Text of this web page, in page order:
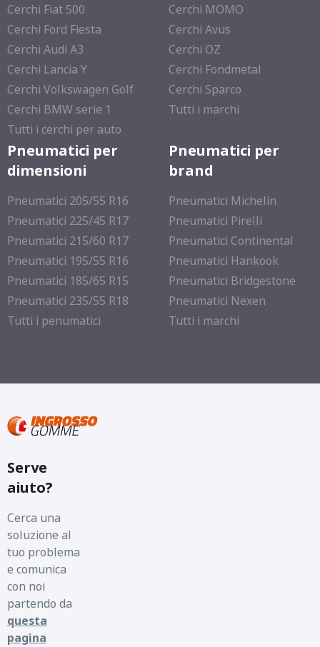
Cerchi Fiat 500
Cerchi Ford Fiesta
Cerchi Audi A3
Cerchi Lancia Y
Cerchi Volkswagen Golf
Cerchi BMW serie 1
Tutti i cerchi per auto
Cerchi MOMO
Cerchi Avus
Cerchi OZ
Cerchi Fondmetal
Cerchi Sparco
Tutti i marchi
Pneumatici per
dimensioni
Pneumatici 205/55 R16
Pneumatici 225/45 R17
Pneumatici 215/60 R17
Pneumatici 195/55 R16
Pneumatici 185/65 R15
Pneumatici 235/55 R18
Tutti i penumatici
Pneumatici per
brand
Pneumatici Michelin
Pneumatici Pirelli
Pneumatici Continental
Pneumatici Hankook
Pneumatici Bridgestone
Pneumatici Nexen
Tutti i marchi
Serve
aiuto?
Cerca una
soluzione al
tuo problema
e comunica
con noi
partendo da
questa
pagina